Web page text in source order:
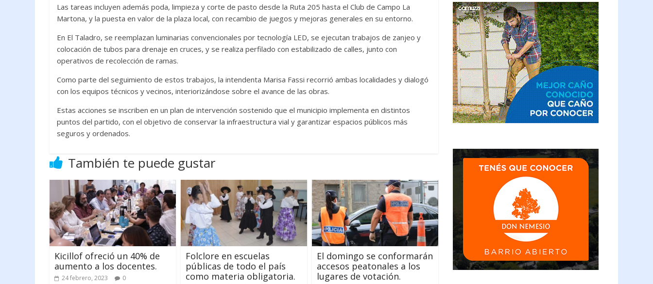
Las tareas incluyen además poda, limpieza y corte de pasto desde la Ruta 205 hasta el Club de Campo La
Martona, y la puesta en valor de la plaza local, con recambio de juegos y mejoras generales en su entorno.
En El Taladro, se reemplazan luminarias convencionales por tecnología LED, se ejecutan trabajos de zanjeo y
colocación de tubos para drenaje en cruces, y se realiza perfilado con estabilizado de calles, junto con
operativos de recolección de ramas.
Como parte del seguimiento de estos trabajos, la intendenta Marisa Fassi recorrió ambas localidades y dialogó
con los equipos técnicos y vecinos, interiorizándose sobre el avance de las obras.
Estas acciones se inscriben en un plan de intervención sostenido que el municipio implementa en distintos
puntos del partido, con el objetivo de conservar la infraestructura vial y garantizar espacios públicos más
seguros y ordenados.
También te puede gustar
Kicillof ofreció un 40% de
aumento a los docentes.
24 febrero, 2023 0
Folclore en escuelas
públicas de todo el país
como materia obligatoria.
El domingo se conformarán
accesos peatonales a los
lugares de votación.